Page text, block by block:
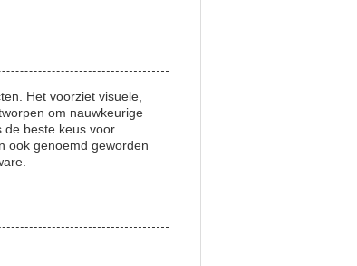
Het voorziet visuele,
om nauwkeurige
de beste keus voor
ook genoemd geworden